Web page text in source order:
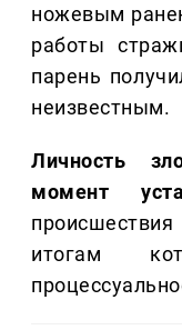
ножевым
работы
парень
неизвестным.
Личность
момент
итогам